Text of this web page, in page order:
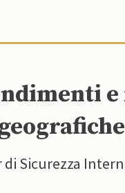
e
Sicurezza